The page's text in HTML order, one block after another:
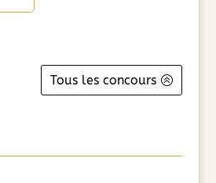
Tous les concours